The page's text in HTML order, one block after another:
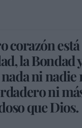
corazón
la Bondad
ni nadie
ni
que Dios.